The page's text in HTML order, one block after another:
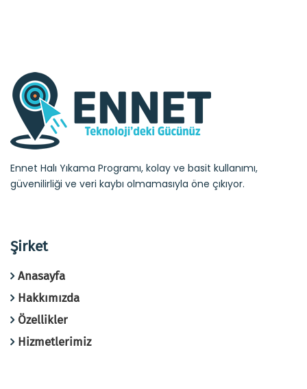
Ennet Halı Yıkama Programı, kolay ve basit kullanımı,
güvenilirliği ve veri kaybı olmamasıyla öne çıkıyor.
Şirket
Anasayfa
Hakkımızda
Özellikler
Hizmetlerimiz